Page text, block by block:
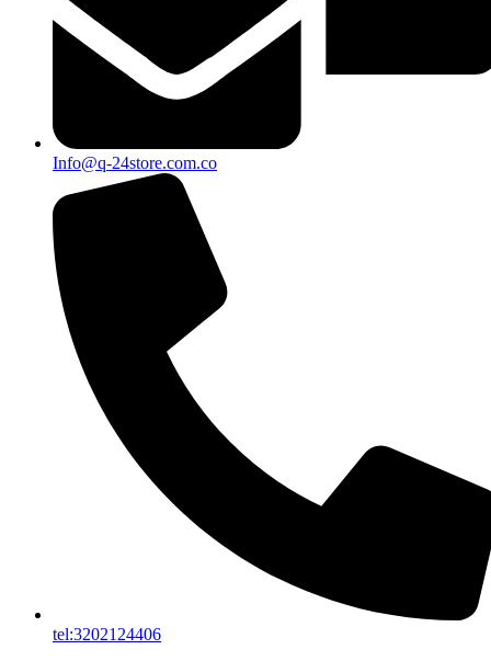
Info@q-24store.com.co
tel:3202124406